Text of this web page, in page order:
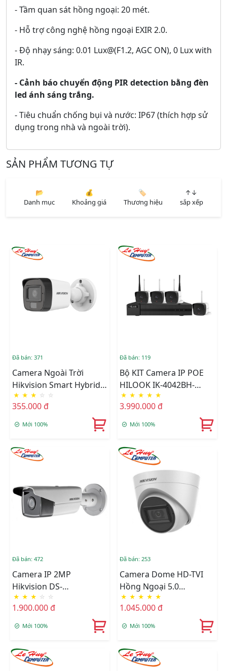
- Tầm quan sát hồng ngoại: 20 mét.
- Hỗ trợ công nghệ hồng ngoại EXIR 2.0.
- Độ nhạy sáng: 0.01 Lux@(F1.2, AGC ON), 0 Lux with
IR.
- Cảnh báo chuyển động PIR detection bằng đèn
led ánh sáng trắng.
- Tiêu chuẩn chống bụi và nước: IP67 (thích hợp sử
dụng trong nhà và ngoài trời).
SẢN PHẨM TƯƠNG TỰ
📂
Danh mục
💰
Khoảng giá
🏷️
Thương hiệu
↑↓
sắp xếp
Đã bán: 371
Camera Ngoài Trời
Hikvision Smart Hybrid
Light DS-2CE16D0T-
EXLPF
★ ★ ★ ☆ ☆
355.000 đ
Mới 100%
Đã bán: 119
Bộ KIT Camera IP POE
HILOOK IK-4042BH-
MH/P
★ ★ ★ ★ ★
3.990.000 đ
Mới 100%
Đã bán: 472
Camera IP 2MP
Hikvision DS-
2CD2T23G0-I8
★ ★ ★ ☆ ☆
1.900.000 đ
Mới 100%
Đã bán: 253
Camera Dome HD-TVI
Hồng Ngoại 5.0
Megapixel HIKVISION
DS-2CE78H0T-IT3FS
★ ★ ★ ★ ★
1.045.000 đ
Mới 100%